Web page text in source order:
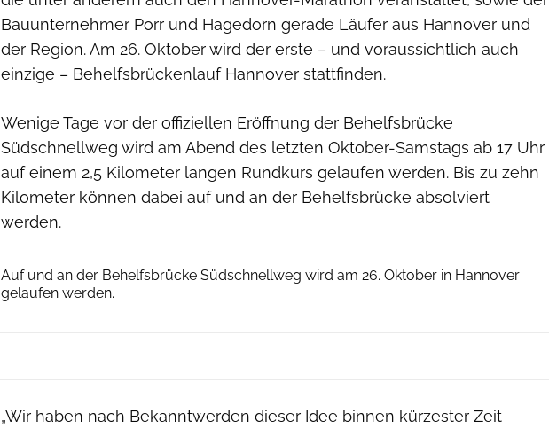
Bauunternehmer Porr und Hagedorn gerade Läufer aus Hannover und
der Region. Am 26. Oktober wird der erste – und voraussichtlich auch
einzige – Behelfsbrückenlauf Hannover stattfinden.
Wenige Tage vor der offiziellen Eröffnung der Behelfsbrücke
Südschnellweg wird am Abend des letzten Oktober-Samstags ab 17 Uhr
auf einem 2,5 Kilometer langen Rundkurs gelaufen werden. Bis zu zehn
Kilometer können dabei auf und an der Behelfsbrücke absolviert
werden.
Auf und an der Behelfsbrücke Südschnellweg wird am 26. Oktober in Hannover
gelaufen werden.
„Wir haben nach Bekanntwerden dieser Idee binnen kürzester Zeit